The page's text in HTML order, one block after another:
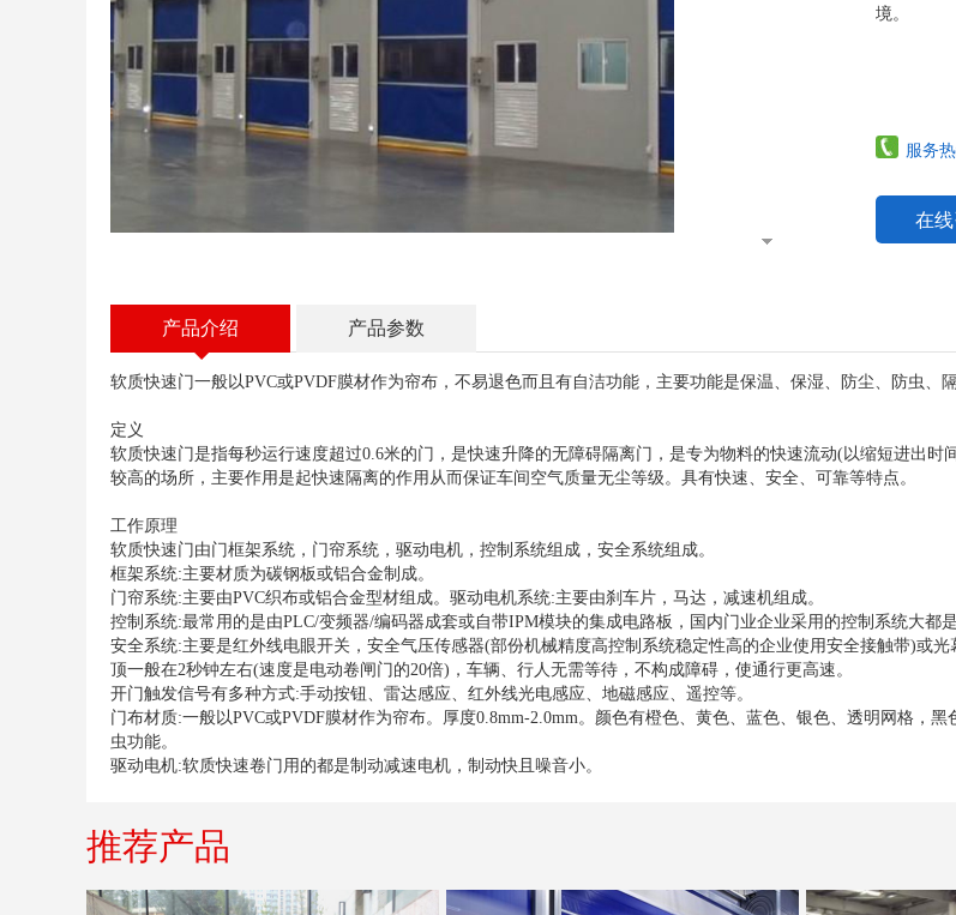
平开门
平移门
悬浮门
境。
服务热
在
产品介绍 产品参数
软质快速门一般以PVC或PVDF膜材作为帘布，不易退色而且有自洁功能，主要功能是保温、保湿、防尘、防虫、
定义
软质快速门是指每秒运行速度超过0.6米的门，是快速升降的无障碍隔离门，是专为物料的快速流动(以缩短进出
较高的场所，主要作用是起快速隔离的作用从而保证车间空气质量无尘等级。具有快速、安全、可靠等特点。
工作原理
软质快速门由门框架系统，门帘系统，驱动电机，控制系统组成，安全系统组成。
框架系统:主要材质为碳钢板或铝合金制成。
门帘系统:主要由PVC织布或铝合金型材组成。驱动电机系统:主要由刹车片，马达，减速机组成。
控制系统:最常用的是由PLC/变频器/编码器成套或自带IPM模块的集成电路板，国内门业企业采用的控制系统大都
安全系统:主要是红外线电眼开关，安全气压传感器(部份机械精度高控制系统稳定性高的企业使用安全接触带)或
顶一般在2秒钟左右(速度是电动卷闸门的20倍)，车辆、行人无需等待，不构成障碍，使通行更高速。
开门触发信号有多种方式:手动按钮、雷达感应、红外线光电感应、地磁感应、遥控等。
门布材质:一般以PVC或PVDF膜材作为帘布。厚度0.8mm-2.0mm。颜色有橙色、黄色、蓝色、银色、透明网格，
虫功能。
驱动电机:软质快速卷门用的都是制动减速电机，制动快且噪音小。
推荐产品